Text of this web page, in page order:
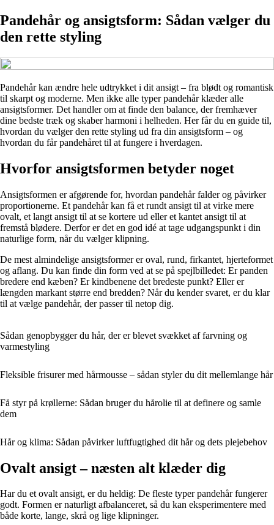
Pandehår og ansigtsform: Sådan vælger du
den rette styling
Pandehår kan ændre hele udtrykket i dit ansigt – fra blødt og romantisk
til skarpt og moderne. Men ikke alle typer pandehår klæder alle
ansigtsformer. Det handler om at finde den balance, der fremhæver
dine bedste træk og skaber harmoni i helheden. Her får du en guide til,
hvordan du vælger den rette styling ud fra din ansigtsform – og
hvordan du får pandehåret til at fungere i hverdagen.
Hvorfor ansigtsformen betyder noget
Ansigtsformen er afgørende for, hvordan pandehår falder og påvirker
proportionerne. Et pandehår kan få et rundt ansigt til at virke mere
ovalt, et langt ansigt til at se kortere ud eller et kantet ansigt til at
fremstå blødere. Derfor er det en god idé at tage udgangspunkt i din
naturlige form, når du vælger klipning.
De mest almindelige ansigtsformer er oval, rund, firkantet, hjerteformet
og aflang. Du kan finde din form ved at se på spejlbilledet: Er panden
bredere end kæben? Er kindbenene det bredeste punkt? Eller er
længden markant større end bredden? Når du kender svaret, er du klar
til at vælge pandehår, der passer til netop dig.
Sådan genopbygger du hår, der er blevet svækket af farvning og
varmestyling
Fleksible frisurer med hårmousse – sådan styler du dit mellemlange hår
Få styr på krøllerne: Sådan bruger du hårolie til at definere og samle
dem
Hår og klima: Sådan påvirker luftfugtighed dit hår og dets plejebehov
Ovalt ansigt – næsten alt klæder dig
Har du et ovalt ansigt, er du heldig: De fleste typer pandehår fungerer
godt. Formen er naturligt afbalanceret, så du kan eksperimentere med
både korte, lange, skrå og lige klipninger.